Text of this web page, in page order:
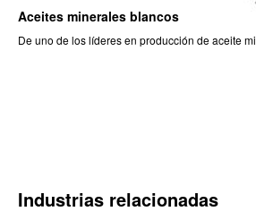
Aceites minerales blancos
De uno de los líderes en producción de aceite
Industrias relacionadas